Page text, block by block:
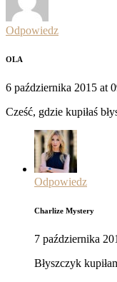
Odpowiedz
OLA
6 października 2015 at
Cześć, gdzie kupiłaś
Odpowiedz
Charlize Mystery
7 października
Błyszczyk